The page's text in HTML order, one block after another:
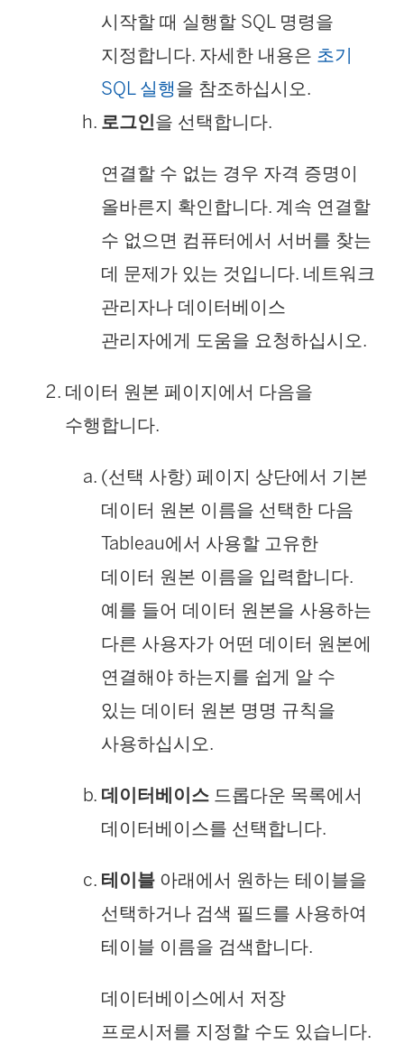
시작할 때 실행할 SQL 명령을
지정합니다. 자세한 내용은 초기
SQL 실행을 참조하십시오.
로그인을 선택합니다.
연결할 수 없는 경우 자격 증명이
올바른지 확인합니다. 계속 연결할
수 없으면 컴퓨터에서 서버를 찾는
데 문제가 있는 것입니다. 네트워크
관리자나 데이터베이스
관리자에게 도움을 요청하십시오.
데이터 원본 페이지에서 다음을
수행합니다.
(선택 사항) 페이지 상단에서 기본
데이터 원본 이름을 선택한 다음
Tableau에서 사용할 고유한
데이터 원본 이름을 입력합니다.
예를 들어 데이터 원본을 사용하는
다른 사용자가 어떤 데이터 원본에
연결해야 하는지를 쉽게 알 수
있는 데이터 원본 명명 규칙을
사용하십시오.
데이터베이스 드롭다운 목록에서
데이터베이스를 선택합니다.
테이블 아래에서 원하는 테이블을
선택하거나 검색 필드를 사용하여
테이블 이름을 검색합니다.
데이터베이스에서 저장
프로시저를 지정할 수도 있습니다.